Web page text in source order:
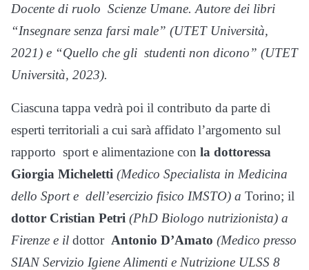
Docente di ruolo Scienze Umane. Autore dei libri
“Insegnare senza farsi male” (UTET Università,
2021) e “Quello che gli studenti non dicono” (UTET
Università, 2023).
Ciascuna tappa vedrà poi il contributo da parte di
esperti territoriali a cui sarà affidato l’argomento sul
rapporto sport e alimentazione con la dottoressa
Giorgia Micheletti (Medico Specialista in Medicina
dello Sport e dell’esercizio fisico IMSTO) a Torino; il
dottor Cristian Petri (PhD Biologo nutrizionista) a
Firenze e il dottor Antonio D’Amato (Medico presso
SIAN Servizio Igiene Alimenti e Nutrizione ULSS 8